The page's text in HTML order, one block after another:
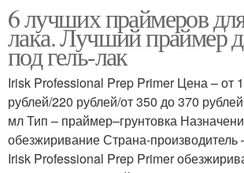
6 лучших праймеров
лака. Лучший праймер
под гель-лак
Irisk Professional Prep Primer Цена – от
рублей/220 рублей/от 350 до 370
мл Тип – праймер–грунтовка
обезжиривание Страна-
Irisk Professional Prep Primer